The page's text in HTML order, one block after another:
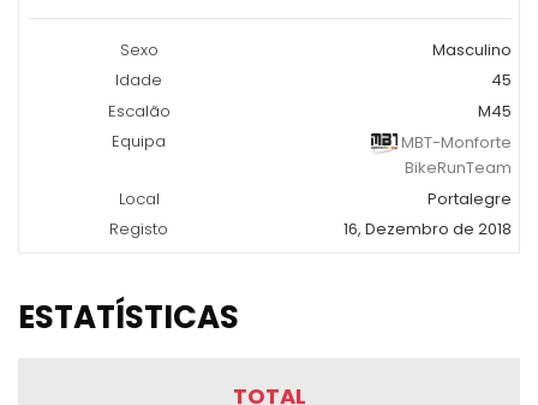
Sexo
Masculino
Idade
45
Escalão
M45
Equipa
MBT-Monforte
BikeRunTeam
Local
Portalegre
Registo
16, Dezembro de 2018
ESTATÍSTICAS
TOTAL